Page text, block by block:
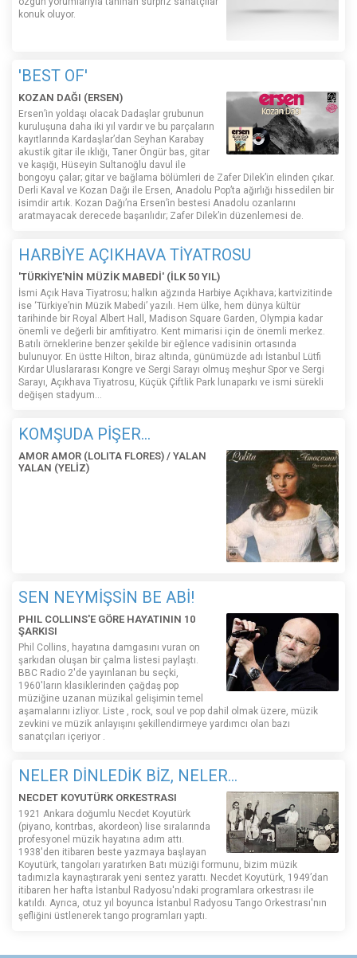
konuk oluyor.
'BEST OF'
KOZAN DAĞI (ERSEN)
Ersen’in yoldaşı olacak Dadaşlar grubunun
kuruluşuna daha iki yıl vardır ve bu parçaların
kayıtlarında Kardaşlar’dan Seyhan Karabay
akustik gitar ile ıklığı, Taner Öngür bas, gitar
ve kaşığı, Hüseyin Sultanoğlu davul ile
bongoyu çalar; gitar ve bağlama bölümleri de Zafer Dilek’in elinden çıkar.
Derli Kaval ve Kozan Dağı ile Ersen, Anadolu Pop’ta ağırlığı hissedilen bir
isimdir artık. Kozan Dağı’na Ersen’in bestesi Anadolu ozanlarını
aratmayacak derecede başarılıdır; Zafer Dilek’in düzenlemesi de.
HARBİYE AÇIKHAVA TİYATROSU
'TÜRKİYE'NİN MÜZİK MABEDİ' (İLK 50 YIL)
İsmi Açık Hava Tiyatrosu; halkın ağzında Harbiye Açıkhava; kartvizitinde
ise ‘Türkiye’nin Müzik Mabedi’ yazılı. Hem ülke, hem dünya kültür
tarihinde bir Royal Albert Hall, Madison Square Garden, Olympia kadar
önemli ve değerli bir amfitiyatro. Kent mimarisi için de önemli merkez.
Batılı örneklerine benzer şekilde bir eğlence vadisinin ortasında
bulunuyor. En üstte Hilton, biraz altında, günümüzde adı İstanbul Lütfi
Kırdar Uluslararası Kongre ve Sergi Sarayı olmuş meşhur Spor ve Sergi
Sarayı, Açıkhava Tiyatrosu, Küçük Çiftlik Park lunaparkı ve ismi sürekli
değişen stadyum…
KOMŞUDA PİŞER...
AMOR AMOR (LOLITA FLORES) / YALAN
YALAN (YELİZ)
SEN NEYMİŞSİN BE ABİ!
PHIL COLLINS'E GÖRE HAYATININ 10
ŞARKISI
Phil Collins, hayatına damgasını vuran on
şarkıdan oluşan bir çalma listesi paylaştı.
BBC Radio 2'de yayınlanan bu seçki,
1960'ların klasiklerinden çağdaş pop
müziğine uzanan müzikal gelişimin temel
aşamalarını izliyor. Liste , rock, soul ve pop dahil olmak üzere, müzik
zevkini ve müzik anlayışını şekillendirmeye yardımcı olan bazı
sanatçıları içeriyor .
NELER DİNLEDİK BİZ, NELER...
NECDET KOYUTÜRK ORKESTRASI
1921 Ankara doğumlu Necdet Koyutürk
(piyano, kontrbas, akordeon) lise sıralarında
profesyonel müzik hayatına adım attı.
1938'den itibaren beste yazmaya başlayan
Koyutürk, tangoları yaratırken Batı müziği formunu, bizim müzik
tadımızla kaynaştırarak yeni sentez yarattı. Necdet Koyutürk, 1949’dan
itibaren her hafta İstanbul Radyosu'ndaki programlara orkestrası ile
katıldı. Ayrıca, otuz yıl boyunca İstanbul Radyosu Tango Orkestrası'nın
şefliğini üstlenerek tango programları yaptı.